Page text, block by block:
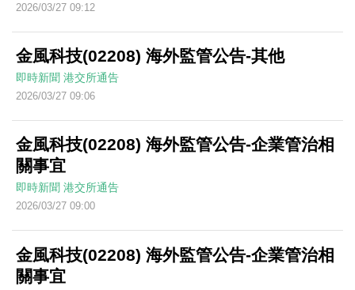
2026/03/27 09:12
金風科技(02208) 海外監管公告-其他
即時新聞 港交所通告
2026/03/27 09:06
金風科技(02208) 海外監管公告-企業管治相
關事宜
即時新聞 港交所通告
2026/03/27 09:00
金風科技(02208) 海外監管公告-企業管治相
關事宜